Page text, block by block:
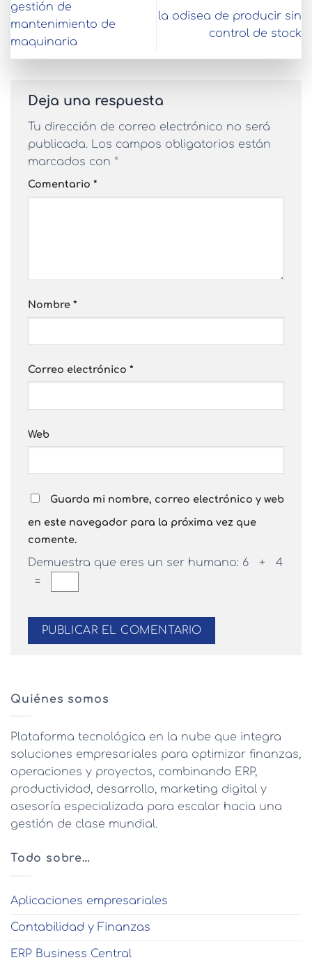
gestión de
mantenimiento de
maquinaria
la odisea de producir sin
control de stock
Deja una respuesta
Tu dirección de correo electrónico no será
publicada. Los campos obligatorios están
marcados con *
Comentario *
Nombre *
Correo electrónico *
Web
Guarda mi nombre, correo electrónico y web
en este navegador para la próxima vez que
comente.
Demuestra que eres un ser humano: 6 + 4
=
Quiénes somos
Plataforma tecnológica en la nube que integra
soluciones empresariales para optimizar finanzas,
operaciones y proyectos, combinando ERP,
productividad, desarrollo, marketing digital y
asesoría especializada para escalar hacia una
gestión de clase mundial.
Todo sobre…
Aplicaciones empresariales
Contabilidad y Finanzas
ERP Business Central